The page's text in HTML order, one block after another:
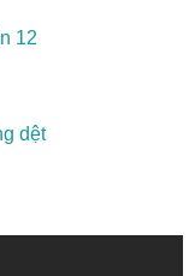
12
dệt